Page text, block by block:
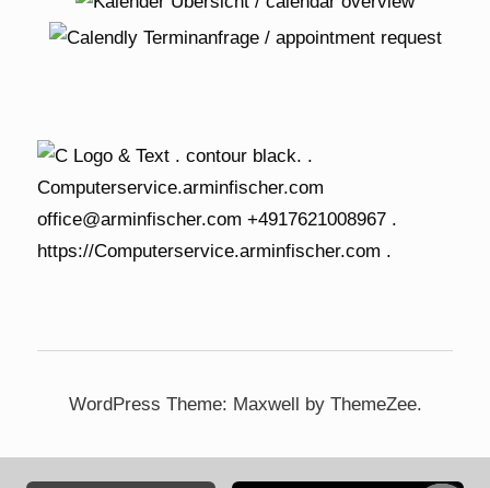
WordPress Theme: Maxwell by ThemeZee.